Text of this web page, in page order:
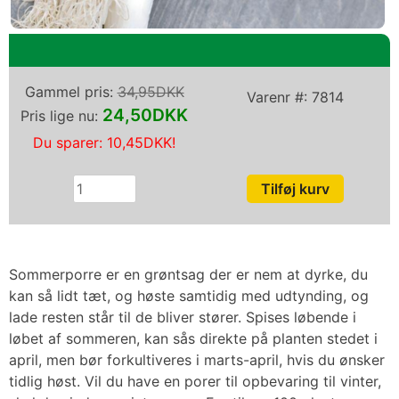
Sommerporre er en grøntsag der er nem at dyrke, du
kan så lidt tæt, og høste samtidig med udtynding, og
lade resten står til de bliver stører. Spises løbende i
løbet af sommeren, kan sås direkte på planten stedet i
april, men bør forkultiveres i marts-april, hvis du ønsker
tidlig høst. Vil du have en porer til opbevaring til vinter,
Varenr #: 7814
Gammel pris:34,95DKK
Pris lige nu: 24,50DKK
Du sparer: 10,45DKK!